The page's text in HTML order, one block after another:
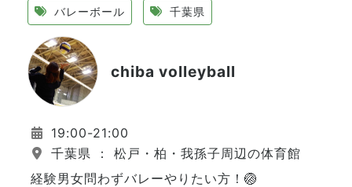
バレーボール 千葉県
chiba volleyball
19:00-21:00
千葉県 ： 松戸・柏・我孫子周辺の体育館
経験男女問わずバレーやりたい方！🏐